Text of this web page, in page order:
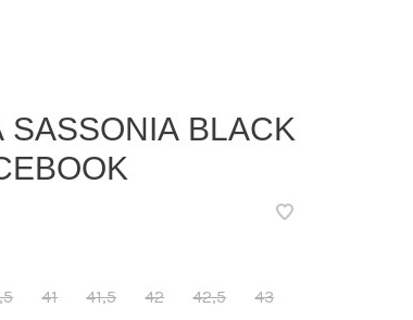
SASSONIA BLACK
41 41,5 42 42,5
43